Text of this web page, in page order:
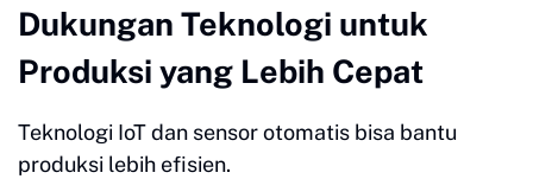
Dukungan Teknologi untuk
Produksi yang Lebih Cepat
Teknologi IoT dan sensor otomatis bisa bantu
produksi lebih efisien.